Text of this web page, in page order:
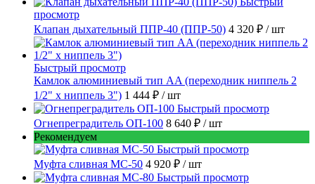
просмотр
Клапан дыхательный ППР-40 (ППР-50) 4 320 ₽ / шт
Быстрый просмотр
Камлок алюминиевый тип AA (переходник ниппель 2
1/2" х ниппель 3") 1 444 ₽ / шт
Быстрый просмотр
Огнепреградитель ОП-100 8 640 ₽ / шт
Рекомендуем
Быстрый просмотр
Муфта сливная МС-50 4 920 ₽ / шт
Быстрый просмотр